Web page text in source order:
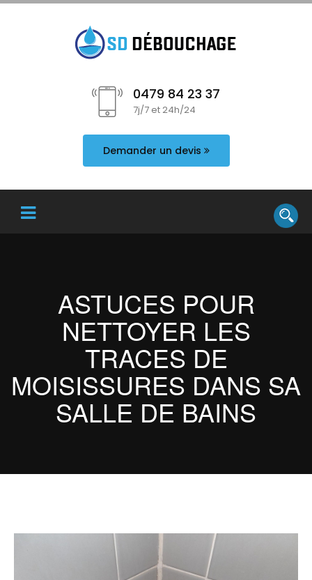
0479 84 23 37
7j/7 et 24h/24
Demander un devis
ASTUCES POUR
NETTOYER LES
TRACES DE
MOISISSURES DANS SA
SALLE DE BAINS